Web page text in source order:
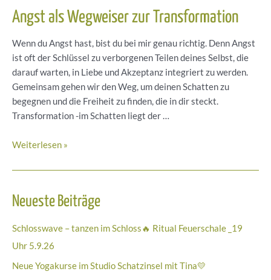
Angst als Wegweiser zur Transformation
Wenn du Angst hast, bist du bei mir genau richtig. Denn Angst
ist oft der Schlüssel zu verborgenen Teilen deines Selbst, die
darauf warten, in Liebe und Akzeptanz integriert zu werden.
Gemeinsam gehen wir den Weg, um deinen Schatten zu
begegnen und die Freiheit zu finden, die in dir steckt.
Transformation -im Schatten liegt der …
Angst
Wegweiser
Transformation
Weiterlesen »
Neueste Beiträge
Schlosswave – tanzen im Schloss🔥 Ritual Feuerschale _19
Uhr 5.9.26
Neue Yogakurse im Studio Schatzinsel mit Tina💛